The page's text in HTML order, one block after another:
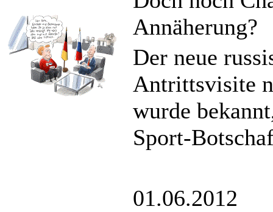
Annäherung?
Der neue
Antrittsvisite
wurde
Sport-
01.06.2012